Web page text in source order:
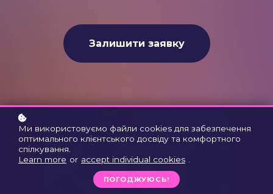
Залишити заявку
Ми використовуємо файли cookies для забезпечення
оптимального клієнтського досвіду та комфортного
спілкування.
Learn more or accept individual cookies
ПОГОДЖУЮСЬ!